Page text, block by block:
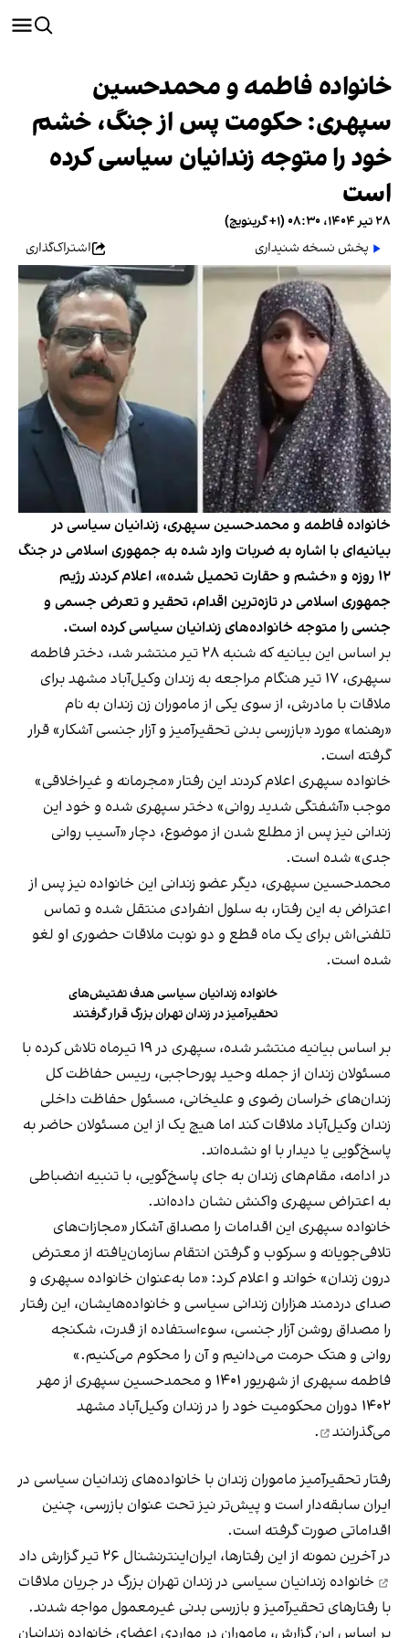
خانواده فاطمه و محمدحسین
سپهری: حکومت پس از جنگ، خشم
خود را متوجه زندانیان سیاسی کرده
است
۲۸ تیر ۱۴۰۴، ۰۸:۳۰ (‎+۱ گرینویچ)
پخش نسخه شنیداری
اشتراک‌گذاری
خانواده فاطمه و محمدحسین سپهری، زندانیان سیاسی در
بیانیه‌ای با اشاره به ضربات وارد شده به جمهوری اسلامی در جنگ
۱۲ روزه و «خشم و حقارت تحمیل شده»، اعلام کردند رژیم
جمهوری اسلامی در تازه‌ترین اقدام، تحقیر و تعرض جسمی و
جنسی را متوجه خانواده‌های زندانیان سیاسی کرده است.
بر اساس این بیانیه که شنبه ۲۸ تیر منتشر شد، دختر فاطمه
سپهری، ۱۷ تیر هنگام مراجعه به زندان وکیل‌آباد مشهد برای
ملاقات با مادرش، از سوی یکی از ماموران زن زندان به نام
«رهنما» مورد «بازرسی بدنی تحقیرآمیز و آزار جنسی آشکار» قرار
گرفته است.
خانواده سپهری اعلام کردند این رفتار «مجرمانه و غیراخلاقی»
موجب «آشفتگی شدید روانی» دختر سپهری شده و خود این
زندانی نیز پس از مطلع شدن از موضوع، دچار «آسیب روانی
جدی» شده است.
محمدحسین سپهری، دیگر عضو زندانی این خانواده نیز پس از
اعتراض به این رفتار، به سلول انفرادی منتقل شده و تماس
تلفنی‌اش برای یک ماه قطع و دو نوبت ملاقات حضوری او لغو
شده است.
خانواده زندانیان سیاسی هدف تفتیش‌های
تحقیرآمیز در زندان تهران بزرگ قرار گرفتند
بر اساس بیانیه منتشر شده، سپهری در ۱۹ تیرماه تلاش کرده با
مسئولان زندان از جمله وحید پورحاجبی، رییس حفاظت کل
زندان‌های خراسان رضوی و علیخانی، مسئول حفاظت داخلی
زندان وکیل‌آباد ملاقات کند اما هیچ‌ یک از این مسئولان حاضر به
پاسخ‌گویی یا دیدار با او نشده‌اند.
در ادامه، مقام‌های زندان به جای پاسخ‌گویی، با تنبیه انضباطی
به اعتراض سپهری واکنش نشان داده‌اند.
خانواده سپهری این اقدامات را مصداق آشکار «مجازات‌های
تلافی‌جویانه و سرکوب و گرفتن انتقام سازمان‌یافته از معترض
درون زندان» خواند و اعلام کرد: «ما به‌عنوان خانواده سپهری و
صدای دردمند هزاران زندانی سیاسی و خانواده‌هایشان، این رفتار
را مصداق روشن آزار جنسی، سوءاستفاده از قدرت، شکنجه‌
روانی و هتک حرمت می‌دانیم و آن را محکوم می‌کنیم.»
فاطمه سپهری از شهریور ۱۴۰۱ و محمدحسین سپهری از مهر
۱۴۰۲ دوران محکومیت خود را در زندان وکیل‌آباد مشهد
می‌گذرانند
.
رفتار تحقیرآمیز ماموران زندان با خانواده‌های زندانیان سیاسی در
ایران سابقه‌دار است و پیش‌تر نیز تحت عنوان بازرسی، چنین
اقداماتی صورت گرفته است.
در آخرین نمونه از این رفتارها، ایران‌اینترنشنال ۲۶ تیر
گزارش داد
خانواده زندانیان سیاسی در زندان تهران بزرگ در جریان ملاقات
با رفتارهای تحقیرآمیز و بازرسی بدنی غیرمعمول مواجه شدند.
بر اساس این گزارش، ماموران در مواردی اعضای خانواده زندانیان